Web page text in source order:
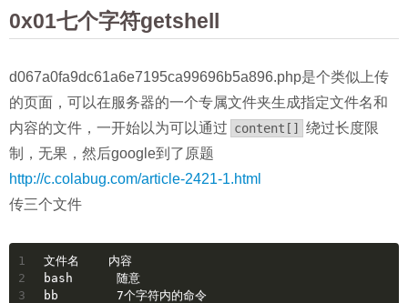
0x01七个字符getshell
d067a0fa9dc61a6e7195ca99696b5a896.php是个类似上传
的页面，可以在服务器的一个专属文件夹生成指定文件名和
内容的文件，一开始以为可以通过 content[]
绕过长度限
制，无果，然后google到了原题
http://c.colabug.com/article-2421-1.html
传三个文件
1
2
3
文件名    内容
bash      随意
bb        7个字符内的命令